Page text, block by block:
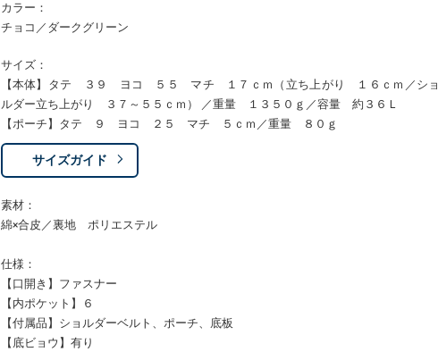
カラー：
チョコ／ダークグリーン
サイズ：
【本体】タテ ３９ ヨコ ５５ マチ １７ｃｍ（立ち上がり １６ｃｍ／ショ
ルダー立ち上がり ３７～５５ｃｍ） ／重量 １３５０ｇ／容量 約３６Ｌ
【ポーチ】タテ ９ ヨコ ２５ マチ ５ｃｍ／重量 ８０ｇ
サイズガイド
素材：
綿×合皮／裏地 ポリエステル
仕様：
【口開き】ファスナー
【内ポケット】６
【付属品】ショルダーベルト、ポーチ、底板
【底ビョウ】有り